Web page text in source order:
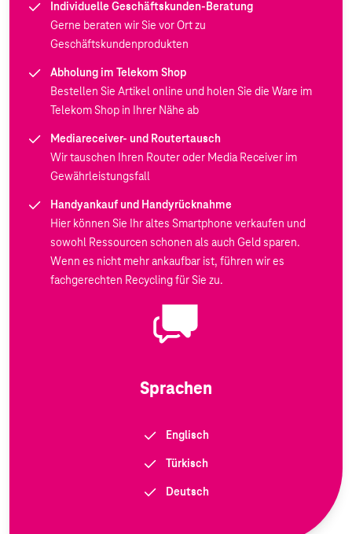
Individuelle Geschäftskunden-Beratung
Gerne beraten wir Sie vor Ort zu
Geschäftskundenprodukten
Abholung im Telekom Shop
Bestellen Sie Artikel online und holen Sie die Ware im
Telekom Shop in Ihrer Nähe ab
Mediareceiver- und Routertausch
Wir tauschen Ihren Router oder Media Receiver im
Gewährleistungsfall
Handyankauf und Handyrücknahme
Hier können Sie Ihr altes Smartphone verkaufen und
sowohl Ressourcen schonen als auch Geld sparen.
Wenn es nicht mehr ankaufbar ist, führen wir es
fachgerechten Recycling für Sie zu.
Sprachen
Englisch
Türkisch
Deutsch